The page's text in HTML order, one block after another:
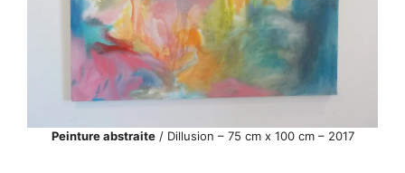
Peinture abstraite/ Dillusion – 75 cm x 100 cm – 2017